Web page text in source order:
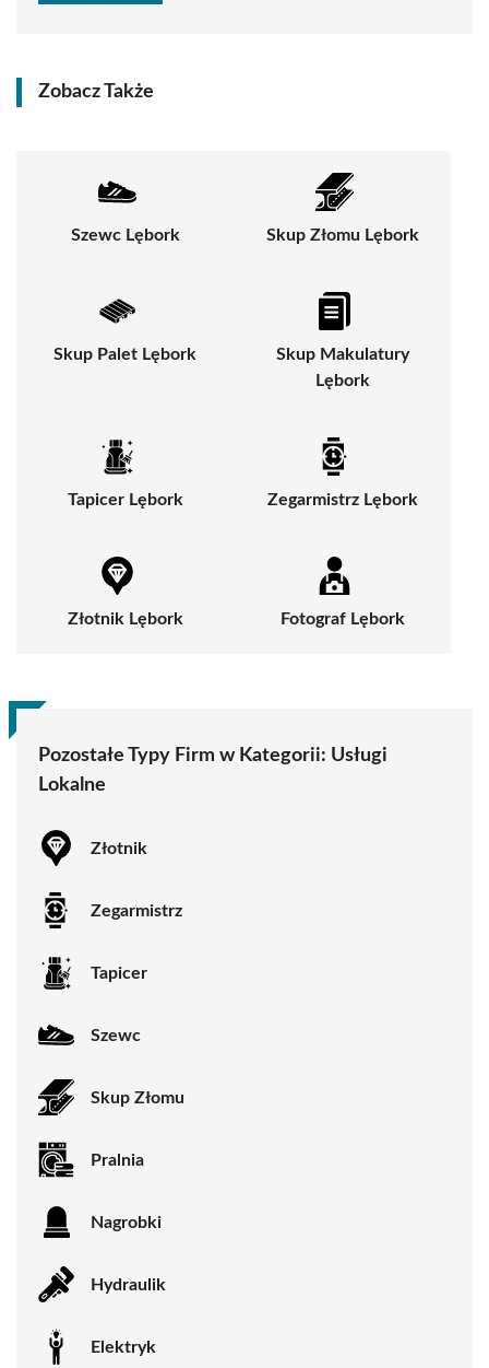
Zobacz Także
Szewc Lębork Skup Złomu Lębork
Skup Palet Lębork
Skup Makulatury
Lębork
Tapicer Lębork Zegarmistrz Lębork
Złotnik Lębork Fotograf Lębork
Pozostałe Typy Firm w Kategorii: Usługi
Lokalne
Złotnik
Zegarmistrz
Tapicer
Szewc
Skup Złomu
Pralnia
Nagrobki
Hydraulik
Elektryk